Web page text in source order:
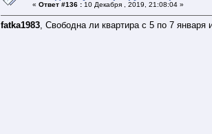
« Ответ #136 :10 Декабря , 2019, 21:08:04 »
fatka1983, Свободна ли квартира с 5 по 7 января